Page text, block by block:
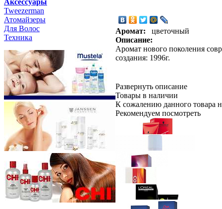
Aксессуары
Tweezerman
Атомайзеры
Для Волос
Техника
Аромат:
цветочный
Описание:
Аромат нового поколения
создания: 1996г.
Развернуть описание
Товары в наличии
К сожалению данного товара
Рекомендуем посмотреть
Schwarzkopf Professional